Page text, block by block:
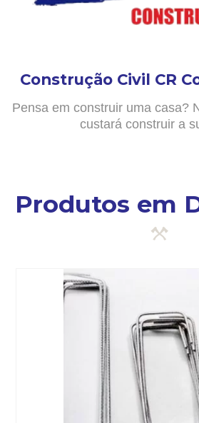
Construção Civil CR
Pensa em construir uma casa?
custará construir a
Produtos em